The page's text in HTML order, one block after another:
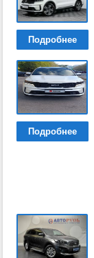
Подробнее
Подробнее